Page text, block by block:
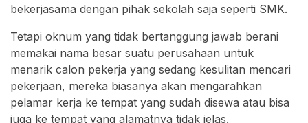
bekerjasama dengan pihak sekolah saja seperti SMK.
Tetapi oknum yang tidak bertanggung jawab berani
memakai nama besar suatu perusahaan untuk
menarik calon pekerja yang sedang kesulitan mencari
pekerjaan, mereka biasanya akan mengarahkan
pelamar kerja ke tempat yang sudah disewa atau bisa
juga ke tempat yang alamatnya tidak jelas.